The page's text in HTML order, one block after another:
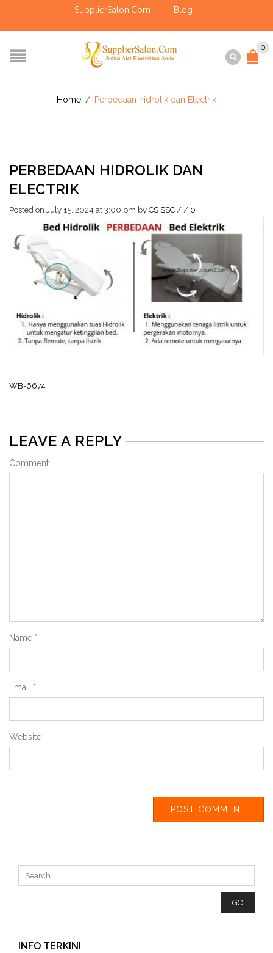
SupplierSalon.Com Blog
0
Home / Perbedaan hidrolik dan Electrik
PERBEDAAN HIDROLIK DAN
ELECTRIK
Posted on July 15, 2024 at 3:00 pm by CS SSC / / 0
WB-6674
LEAVE A REPLY
Comment
Name *
Email *
Website
INFO TERKINI